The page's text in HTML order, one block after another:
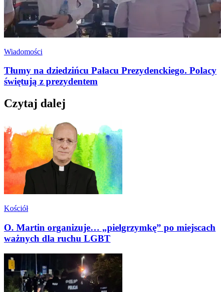
Wiadomości
Tłumy na dziedzińcu Pałacu Prezydenckiego. Polacy
świętują z prezydentem
Czytaj dalej
Kościół
O. Martin organizuje… „pielgrzymkę” po miejscach
ważnych dla ruchu LGBT